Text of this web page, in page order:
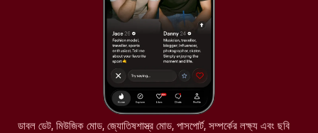
ডাবল ডেট, মিউজিক মোড, জ্যোতিষশাস্ত্র মোড, পাসপোর্ট, সম্পর্কের লক্ষ্য এবং ছবি